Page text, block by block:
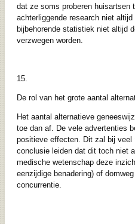
dat ze soms proberen huisartsen
achterliggende research niet
bijbehorende statistiek niet altijd
verzwegen worden.
15.
De rol van het grote aantal
Het aantal alternatieve
toe dan af. De vele advertenties
positieve effecten. Dit zal bij veel
conclusie leiden dat dit toch niet
medische wetenschap deze
eenzijdige benadering) of
concurrentie.